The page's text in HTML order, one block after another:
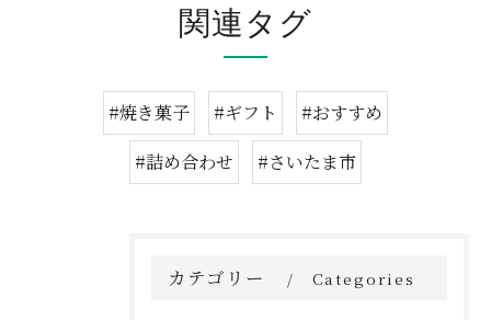
関連タグ
#焼き菓子 #ギフト
#おすすめ
#詰め合わせ
#さいたま市
カテゴリー Categories